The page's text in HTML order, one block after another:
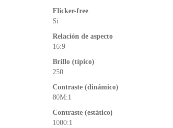
Flicker-free
Si
Relación de aspecto
16:9
Brillo (típico)
250
Contraste (dinámico)
80M:1
Contraste (estático)
1000:1